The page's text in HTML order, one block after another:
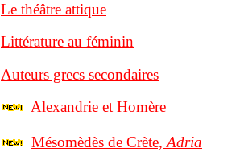
Le théâtre attique
Littérature au féminin
Auteurs grecs secondaires
Alexandrie et Homère
Mésomèdès de Crète,Adria